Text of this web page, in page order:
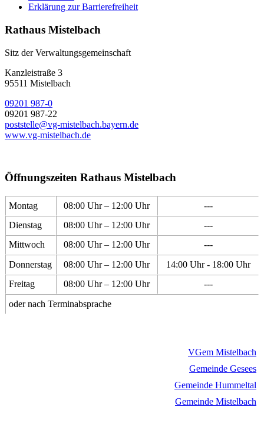
Erklärung zur Barrierefreiheit
Rathaus Mistelbach
Sitz der Verwaltungsgemeinschaft
Kanzleistraße 3
95511 Mistelbach
09201 987-0
09201 987-22
poststelle@vg-mistelbach.bayern.de
www.vg-mistelbach.de
Öffnungszeiten Rathaus Mistelbach
Montag 08:00 Uhr – 12:00 Uhr
---
Dienstag
08:00 Uhr – 12:00 Uhr
---
Mittwoch
08:00 Uhr – 12:00 Uhr
---
Donnerstag
08:00 Uhr – 12:00 Uhr
14:00 Uhr - 18:00 Uhr
Freitag
08:00 Uhr – 12:00 Uhr
---
oder nach Terminabsprache
VGem Mistelbach
Gemeinde Gesees
Gemeinde Hummeltal
Gemeinde Mistelbach